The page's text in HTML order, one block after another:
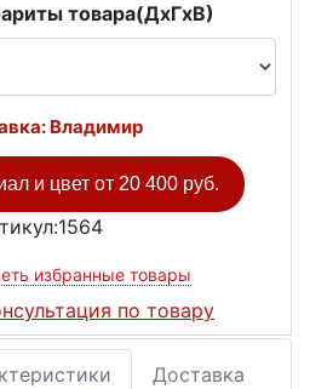
товара(ДxГxВ)
Владимир
и цвет от 20 400 руб.
избранные товары
по товару
Доставка